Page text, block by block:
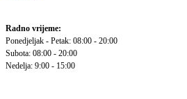
Radno vrijeme:
Ponedjeljak - Petak: 08:00 - 20:00
Subota: 08:00 - 20:00
Nedelja: 9:00 - 15:00